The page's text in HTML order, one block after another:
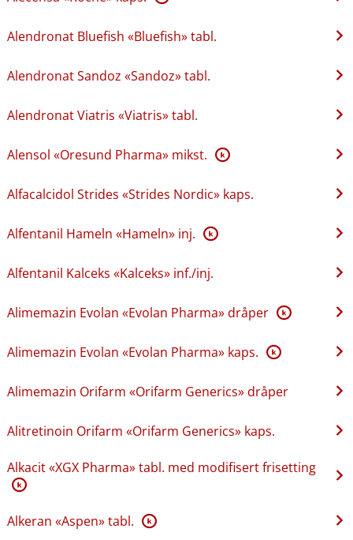
Alendronat Bluefish «Bluefish» tabl.
Alendronat Sandoz «Sandoz» tabl.
Alendronat Viatris «Viatris» tabl.
Alensol «Oresund Pharma» mikst. K
Alfacalcidol Strides «Strides Nordic» kaps.
Alfentanil Hameln «Hameln» inj. K
Alfentanil Kalceks «Kalceks» inf.​/​inj.
Alimemazin Evolan «Evolan Pharma» dråper K
Alimemazin Evolan «Evolan Pharma» kaps. K
Alimemazin Orifarm «Orifarm Generics» dråper
Alitretinoin Orifarm «Orifarm Generics» kaps.
Alkacit «XGX Pharma» tabl. med modifisert frisetting
K
Alkeran «Aspen» tabl. K